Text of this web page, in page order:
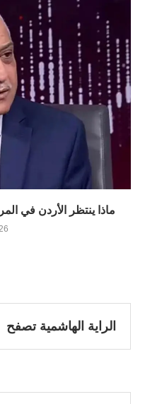
ماذا ينتظر الأردن في
الراية الهاشمية تصفح